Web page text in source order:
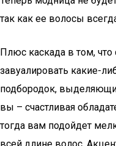
так как ее волосы
Плюс каскада в том,
завуалировать какие-
подбородок,
вы – счастливая
тогда вам подойдет